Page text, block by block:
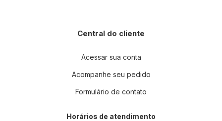
Central do cliente
Acessar sua conta
Acompanhe seu pedido
Formulário de contato
Horários de atendimento